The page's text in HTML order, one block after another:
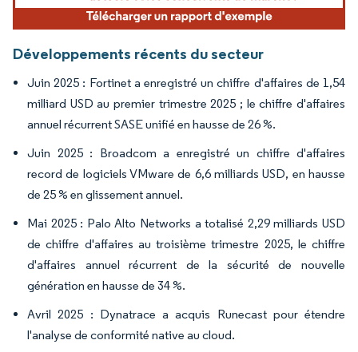
Développements récents du secteur
Juin 2025 : Fortinet a enregistré un chiffre d'affaires de 1,54
milliard USD au premier trimestre 2025 ; le chiffre d'affaires
annuel récurrent SASE unifié en hausse de 26 %.
Juin 2025 : Broadcom a enregistré un chiffre d'affaires
record de logiciels VMware de 6,6 milliards USD, en hausse
de 25 % en glissement annuel.
Mai 2025 : Palo Alto Networks a totalisé 2,29 milliards USD
de chiffre d'affaires au troisième trimestre 2025, le chiffre
d'affaires annuel récurrent de la sécurité de nouvelle
génération en hausse de 34 %.
Avril 2025 : Dynatrace a acquis Runecast pour étendre
l'analyse de conformité native au cloud.